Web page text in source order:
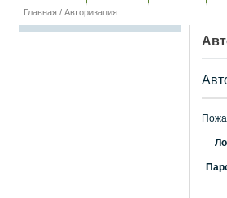
Главная / Авторизация